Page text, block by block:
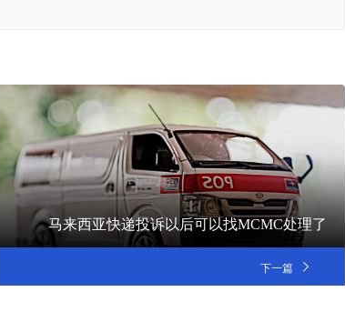
马来西亚快递投诉以后可以找MCMC处理了
下一篇